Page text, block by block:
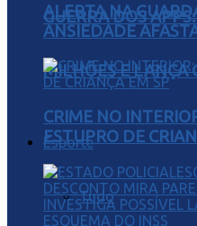
GUERRA DOS
MILHÕES E LANÇA
Esporte
Tudo
ALERTA NA
ANSIEDADE
CRIME NO
ESTUPRO DE